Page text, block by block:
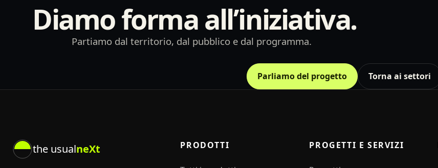
Diamo forma all’iniziativa.
Partiamo dal territorio, dal pubblico e dal programma.
Parliamo del progetto Torna ai settori
the usualneXt PRODOTTI PROGETTI E SERVIZI